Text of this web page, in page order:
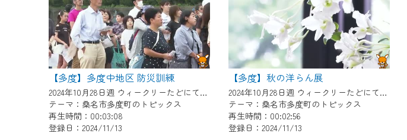
【多度】多度中地区 防災訓練
2024年10月28日週 ウィークリーたどにて放送
テーマ：桑名市多度町のトピックス
再生時間：00:03:08
登録日：2024/11/13
【多度】秋の洋らん展
2024年10月28日週 ウィークリーたどにて放送
テーマ：桑名市多度町のトピックス
再生時間：00:02:56
登録日：2024/11/13